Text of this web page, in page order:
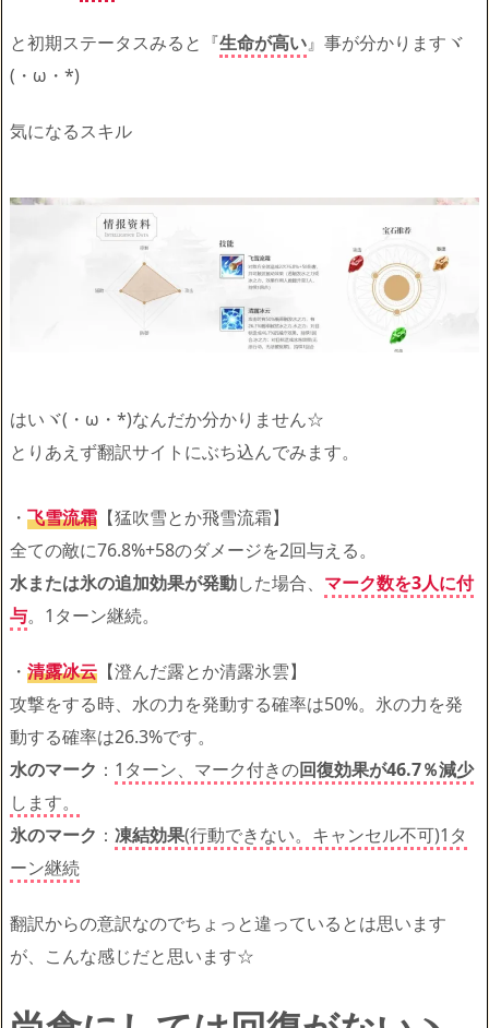
と初期ステータスみると『生命が高い』事が分かりますヾ
(・ω・*)
気になるスキル
はいヾ(・ω・*)なんだか分かりません☆
とりあえず翻訳サイトにぶち込んでみます。
・ 飞雪流霜 【猛吹雪とか飛雪流霜】
全ての敵に76.8%+58のダメージを2回与える。
水または氷の追加効果が発動した場合、 マーク数を3人に付
与。1ターン継続。
・ 清露冰云 【澄んだ露とか清露氷雲】
攻撃をする時、水の力を発動する確率は50%。氷の力を発
動する確率は26.3%です。
水のマーク ： 1ターン、マーク付きの回復効果が46.7％減少
します。
氷のマーク ： 凍結効果(行動できない。キャンセル不可)1タ
ーン継続
翻訳からの意訳なのでちょっと違っているとは思います
が、こんな感じだと思います☆